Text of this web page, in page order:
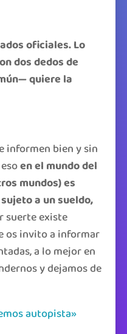
oficiales. Lo
dos dedos de
quiere la
informen bien y sin
en el mundo del
mundos) es
a un sueldo,
suerte existe
os invito a informar
a lo mejor en
y dejamos de
autopista»